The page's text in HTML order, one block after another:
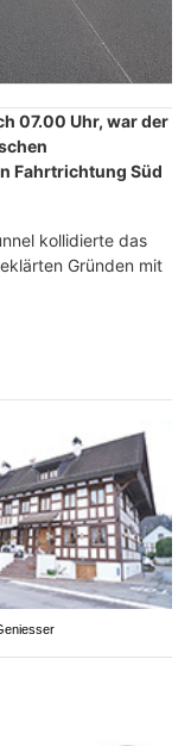
07.00 Uhr, war der
Fahrtrichtung Süd
kollidierte das
Gründen mit